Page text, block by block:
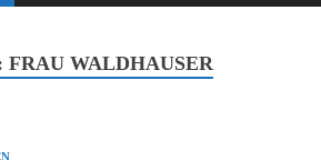
FRAU WALDHAUSER